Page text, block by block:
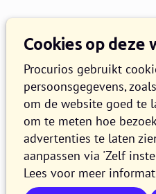
Cookies op deze
Procurios gebruikt
persoonsgegevens,
om de website goed te
om te meten hoe
advertenties te laten
aanpassen via 'Zelf
Lees voor meer